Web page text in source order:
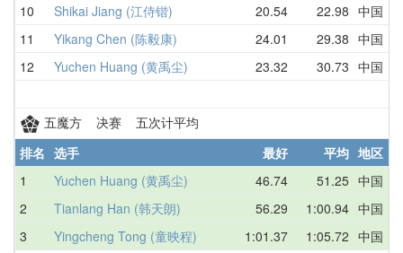
10 Shikai Jiang (江侍锴) 20.54 22.98 中国
11 Yikang Chen (陈毅康) 24.01 29.38 中国
12 Yuchen Huang (黄禹尘) 23.32 30.73 中国
五魔方 决赛 五次计平均
排名 选手 最好 平均 地区
1
Yuchen Huang (黄禹尘) 46.74 51.25 中国
2 Tianlang Han (韩天朗) 56.29 1:00.94 中国
3 Yingcheng Tong (童映程) 1:01.37 1:05.72 中国